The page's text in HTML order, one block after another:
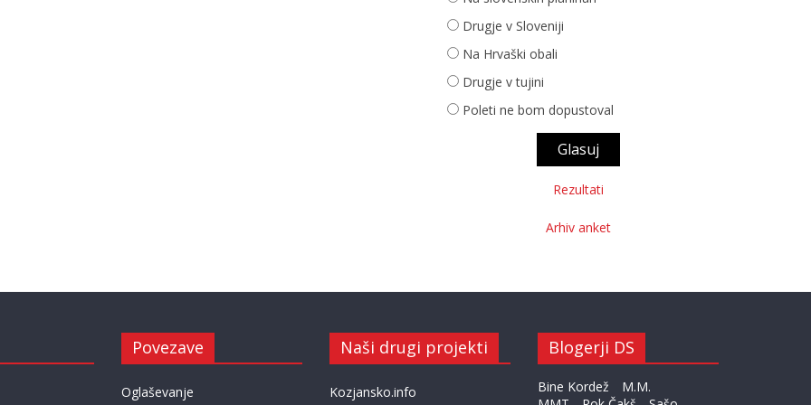
Drugje v Sloveniji
Na Hrvaški obali
Drugje v tujini
Poleti ne bom dopustoval
Rezultati
Arhiv anket
Povezave
Oglaševanje
Naši drugi projekti
Kozjansko.info
Blogerji DS
Bine Kordež
M.M.